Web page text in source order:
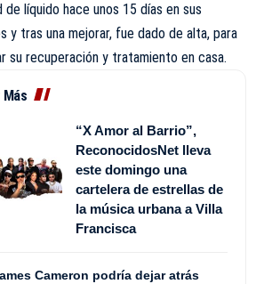
de líquido hace unos 15 días en sus
y tras una mejorar, fue dado de alta, para
su recuperación y tratamiento en casa.
Más
“X Amor al Barrio”,
ReconocidosNet lleva
este domingo una
cartelera de estrellas de
la música urbana a Villa
Francisca
Cameron podría dejar atrás